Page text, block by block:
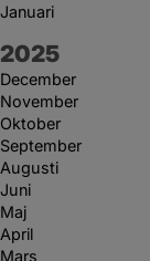
Januari
År:
2025
December
November
Oktober
September
Augusti
Juni
Maj
April
Mars